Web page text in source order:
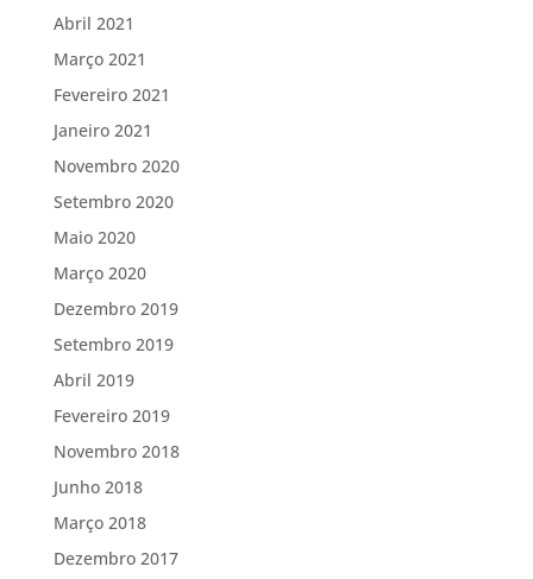
Abril 2021
Março 2021
Fevereiro 2021
Janeiro 2021
Novembro 2020
Setembro 2020
Maio 2020
Março 2020
Dezembro 2019
Setembro 2019
Abril 2019
Fevereiro 2019
Novembro 2018
Junho 2018
Março 2018
Dezembro 2017